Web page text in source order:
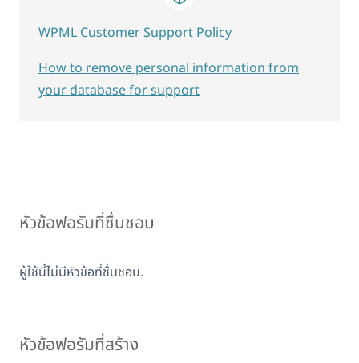
หัวข้อฟอรัมที่ชื่นชอบ
ผู้ใช้นี้ไม่มีหัวข้อที่ชื่นชอบ.
หัวข้อฟอรัมที่สร้าง
WPML Customer Support Policy
How to remove personal information from
your database for support